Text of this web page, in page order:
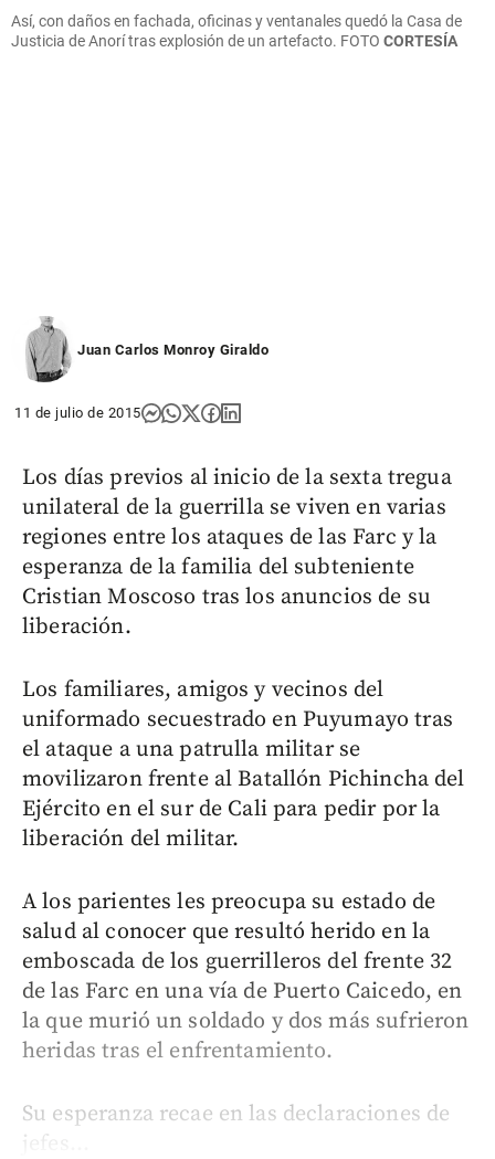
Así, con daños en fachada, oficinas y ventanales quedó la Casa de
Justicia de Anorí tras explosión de un artefacto. FOTO CORTESÍA
Juan Carlos Monroy Giraldo
11 de julio de 2015
Los días previos al inicio de la sexta tregua
unilateral de la guerrilla se viven en varias
regiones entre los ataques de las Farc y la
esperanza de la familia del subteniente
Cristian Moscoso tras los anuncios de su
liberación.
Los familiares, amigos y vecinos del
uniformado secuestrado en Puyumayo tras
el ataque a una patrulla militar se
movilizaron frente al Batallón Pichincha del
Ejército en el sur de Cali para pedir por la
liberación del militar.
A los parientes les preocupa su estado de
salud al conocer que resultó herido en la
emboscada de los guerrilleros del frente 32
de las Farc en una vía de Puerto Caicedo, en
la que murió un soldado y dos más sufrieron
heridas tras el enfrentamiento.
Su esperanza recae en las declaraciones de
jefes...